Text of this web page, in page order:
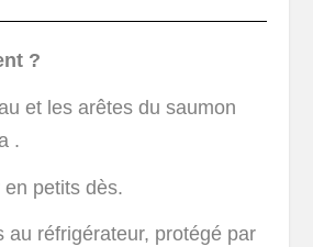
?
et les arêtes du saumon
.
petits dès.
au réfrigérateur, protégé par